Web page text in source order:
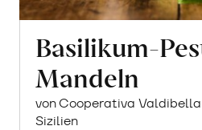
Basilikum-
Mandeln
von Cooperativa
Sizilien